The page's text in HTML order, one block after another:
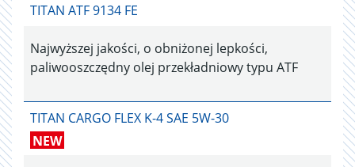
TITAN ATF 9134 FE
Najwyższej jakości, o obniżonej lepkości,
paliwooszczędny olej przekładniowy typu ATF
TITAN CARGO FLEX K-4 SAE 5W-30
NEW